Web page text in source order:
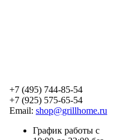
+7 (495) 744-85-54
+7 (925) 575-65-54
Email: shop@grillhome.ru
График работы с